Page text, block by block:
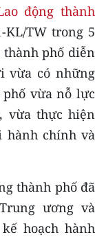
động thành
TW trong 5
thành phố diễn
vừa có những
vừa nỗ lực
vừa thực hiện
hành chính và
thành phố đã
ương và
hoạch hành